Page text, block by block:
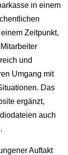
in einem
Zeitpunkt,
und
Umgang mit
Das
ergänzt,
auch
Auftakt